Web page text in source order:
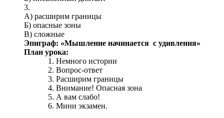
3.
А) расширим границы
Б) опасные зоны
В) сложные
Эпиграф: «Мышление начинается с удивления»
План урока:
Немного истории
Вопрос-ответ
Расширим границы
Внимание! Опасная зона
А вам слабо!
Мини экзамен.